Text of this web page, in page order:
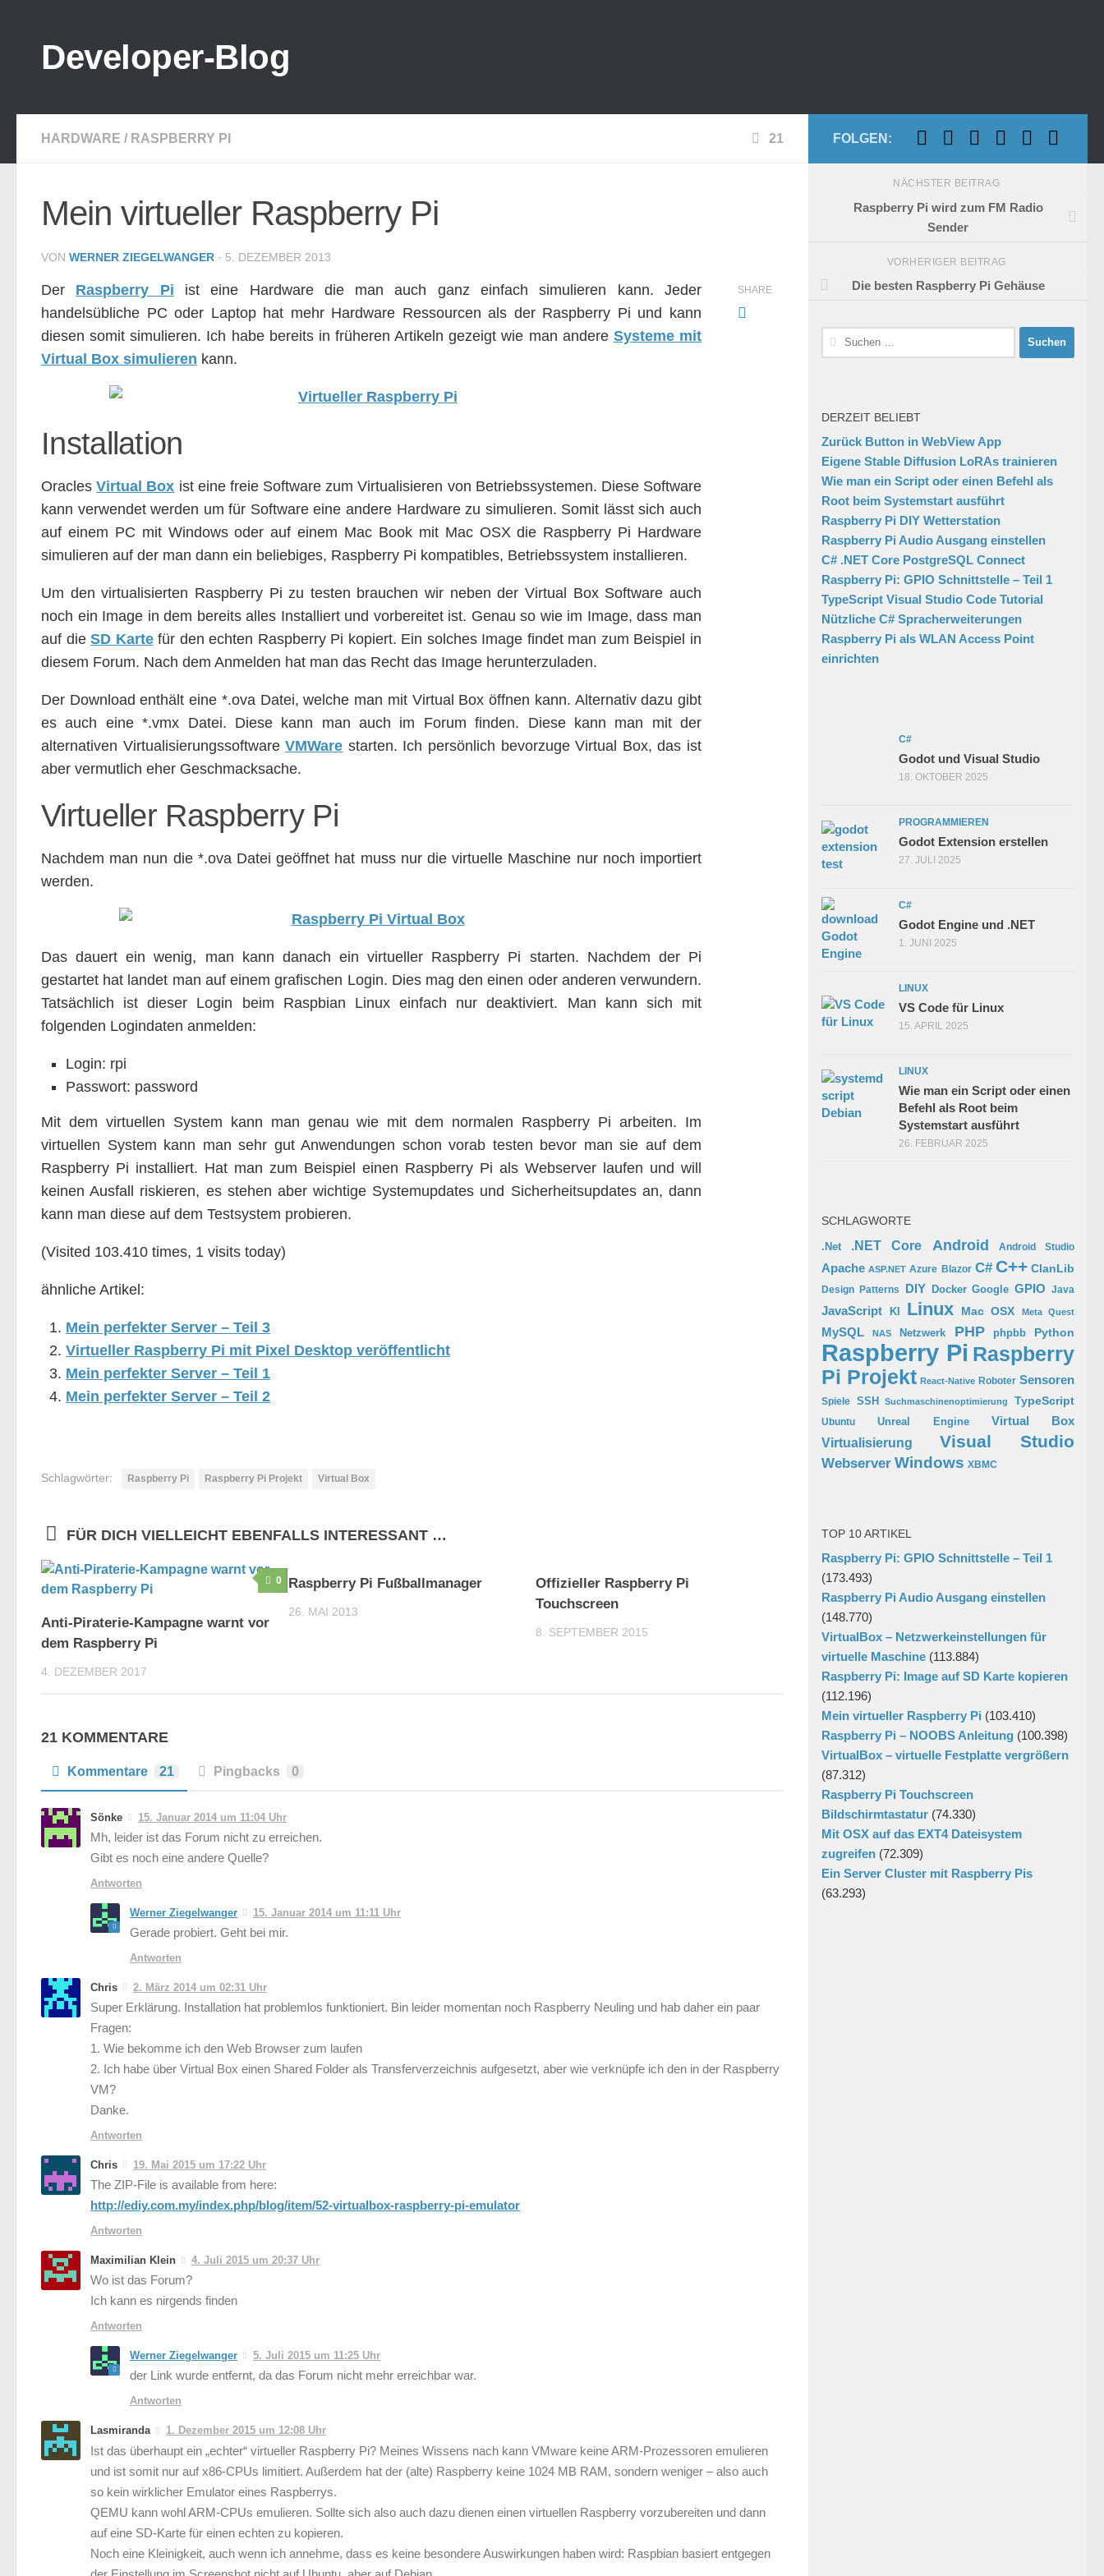
Developer-Blog
HARDWARE / RASPBERRY PI 21
Mein virtueller Raspberry Pi
VON WERNER ZIEGELWANGER · 5. DEZEMBER 2013
Der Raspberry Pi ist eine Hardware die man auch ganz einfach simulieren kann. Jeder
handelsübliche PC oder Laptop hat mehr Hardware Ressourcen als der Raspberry Pi und kann
diesen somit simulieren. Ich habe bereits in früheren Artikeln gezeigt wie man andere Systeme mit
Virtual Box simulieren kann.
Installation
OraclesVirtual Box ist eine freie Software zum Virtualisieren von Betriebssystemen. Diese Software
kann verwendet werden um für Software eine andere Hardware zu simulieren. Somit lässt sich auch
auf einem PC mit Windows oder auf einem Mac Book mit Mac OSX die Raspberry Pi Hardware
simulieren auf der man dann ein beliebiges, Raspberry Pi kompatibles, Betriebssystem installieren.
Um den virtualisierten Raspberry Pi zu testen brauchen wir neben der Virtual Box Software auch
noch ein Image in dem bereits alles Installiert und vorbereitet ist. Genau so wie im Image, dass man
auf dieSD Kartefür den echten Raspberry Pi kopiert. Ein solches Image findet man zum Beispiel in
diesem Forum. Nach dem Anmelden hat man das Recht das Image herunterzuladen.
Der Download enthält eine *.ova Datei, welche man mit Virtual Box öffnen kann. Alternativ dazu gibt
es auch eine *.vmx Datei. Diese kann man auch im Forum finden. Diese kann man mit der
alternativen VirtualisierungssoftwareVMWare starten. Ich persönlich bevorzuge Virtual Box, das ist
aber vermutlich eher Geschmacksache.
Virtueller Raspberry Pi
Nachdem man nun die *.ova Datei geöffnet hat muss nur die virtuelle Maschine nur noch importiert
werden.
Das dauert ein wenig, man kann danach ein virtueller Raspberry Pi starten. Nachdem der Pi
gestartet hat landet man auf einem grafischen Login. Dies mag den einen oder anderen verwundern.
Tatsächlich ist dieser Login beim Raspbian Linux einfach nur deaktiviert. Man kann sich mit
folgenden Logindaten anmelden:
Login: rpi
Passwort: password
Mit dem virtuellen System kann man genau wie mit dem normalen Raspberry Pi arbeiten. Im
virtuellen System kann man sehr gut Anwendungen schon vorab testen bevor man sie auf dem
Raspberry Pi installiert. Hat man zum Beispiel einen Raspberry Pi als Webserver laufen und will
keinen Ausfall riskieren, es stehen aber wichtige Systemupdates und Sicherheitsupdates an, dann
kann man diese auf dem Testsystem probieren.
(Visited 103.410 times, 1 visits today)
ähnliche Artikel:
Mein perfekter Server – Teil 3
Virtueller Raspberry Pi mit Pixel Desktop veröffentlicht
Mein perfekter Server – Teil 1
Mein perfekter Server – Teil 2
SHARE
Schlagwörter: Raspberry Pi Raspberry Pi Projekt Virtual Box
FÜR DICH VIELLEICHT EBENFALLS INTERESSANT …
0
Anti-Piraterie-Kampagne warnt vor
dem Raspberry Pi
4. DEZEMBER 2017
Raspberry Pi Fußballmanager
26. MAI 2013
Offizieller Raspberry Pi
Touchscreen
8. SEPTEMBER 2015
21 KOMMENTARE
Kommentare 21 Pingbacks 0
Sönke 15. Januar 2014 um 11:04 Uhr
Mh, leider ist das Forum nicht zu erreichen.
Gibt es noch eine andere Quelle?
Antworten
Werner Ziegelwanger 15. Januar 2014 um 11:11 Uhr
Gerade probiert. Geht bei mir.
Antworten
Chris 2. März 2014 um 02:31 Uhr
Super Erklärung. Installation hat problemlos funktioniert. Bin leider momentan noch Raspberry Neuling und hab daher ein paar
Fragen:
1. Wie bekomme ich den Web Browser zum laufen
2. Ich habe über Virtual Box einen Shared Folder als Transferverzeichnis aufgesetzt, aber wie verknüpfe ich den in der Raspberry
VM?
Danke.
Antworten
Chris 19. Mai 2015 um 17:22 Uhr
The ZIP-File is available from here:
http://ediy.com.my/index.php/blog/item/52-virtualbox-raspberry-pi-emulator
Antworten
Maximilian Klein 4. Juli 2015 um 20:37 Uhr
Wo ist das Forum?
Ich kann es nirgends finden
Antworten
Werner Ziegelwanger 5. Juli 2015 um 11:25 Uhr
der Link wurde entfernt, da das Forum nicht mehr erreichbar war.
Antworten
Lasmiranda 1. Dezember 2015 um 12:08 Uhr
Ist das überhaupt ein „echter“ virtueller Raspberry Pi? Meines Wissens nach kann VMware keine ARM-Prozessoren emulieren
und ist somit nur auf x86-CPUs limitiert. Außerdem hat der (alte) Raspberry keine 1024 MB RAM, sondern weniger – also auch
so kein wirklicher Emulator eines Raspberrys.
QEMU kann wohl ARM-CPUs emulieren. Sollte sich also auch dazu dienen einen virtuellen Raspberry vorzubereiten und dann
auf eine SD-Karte für einen echten zu kopieren.
Noch eine Kleinigkeit, auch wenn ich annehme, dass es keine besondere Auswirkungen haben wird: Raspbian basiert entgegen
FOLGEN:
NÄCHSTER BEITRAG
Raspberry Pi wird zum FM Radio
Sender
VORHERIGER BEITRAG
Die besten Raspberry Pi Gehäuse
Suchen
nach:
DERZEIT BELIEBT
Zurück Button in WebView App
Eigene Stable Diffusion LoRAs trainieren
Wie man ein Script oder einen Befehl als
Root beim Systemstart ausführt
Raspberry Pi DIY Wetterstation
Raspberry Pi Audio Ausgang einstellen
C# .NET Core PostgreSQL Connect
Raspberry Pi: GPIO Schnittstelle – Teil 1
TypeScript Visual Studio Code Tutorial
Nützliche C# Spracherweiterungen
Raspberry Pi als WLAN Access Point
einrichten
C#
Godot und Visual Studio
18. OKTOBER 2025
PROGRAMMIEREN
Godot Extension erstellen
27. JULI 2025
C#
Godot Engine und .NET
1. JUNI 2025
LINUX
VS Code für Linux
15. APRIL 2025
LINUX
Wie man ein Script oder einen
Befehl als Root beim
Systemstart ausführt
26. FEBRUAR 2025
SCHLAGWORTE
.Net .NET Core Android Android Studio
Apache ASP.NET Azure Blazor C# C++ ClanLib
Design Patterns DIY Docker Google GPIO Java
JavaScript KI Linux Mac OSX Meta Quest
MySQL NAS Netzwerk PHP phpbb Python
Raspberry Pi Raspberry
Pi Projekt React-Native Roboter Sensoren
Spiele SSH Suchmaschinenoptimierung TypeScript
Ubuntu Unreal Engine
Virtual Box
Virtualisierung
Visual Studio
Webserver Windows XBMC
TOP 10 ARTIKEL
Raspberry Pi: GPIO Schnittstelle – Teil 1
(173.493)
Raspberry Pi Audio Ausgang einstellen
(148.770)
VirtualBox – Netzwerkeinstellungen für
virtuelle Maschine (113.884)
Raspberry Pi: Image auf SD Karte kopieren
(112.196)
Mein virtueller Raspberry Pi (103.410)
Raspberry Pi – NOOBS Anleitung (100.398)
VirtualBox – virtuelle Festplatte vergrößern
(87.312)
Raspberry Pi Touchscreen
Bildschirmtastatur (74.330)
Mit OSX auf das EXT4 Dateisystem
zugreifen (72.309)
Ein Server Cluster mit Raspberry Pis
(63.293)